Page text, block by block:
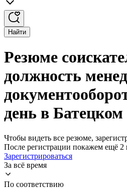
Найти
Резюме
должность
день в Батецком
Чтобы видеть все резюме,
После регистрации покажем ещё 2
Зарегистрироваться
За всё время
По соответствию